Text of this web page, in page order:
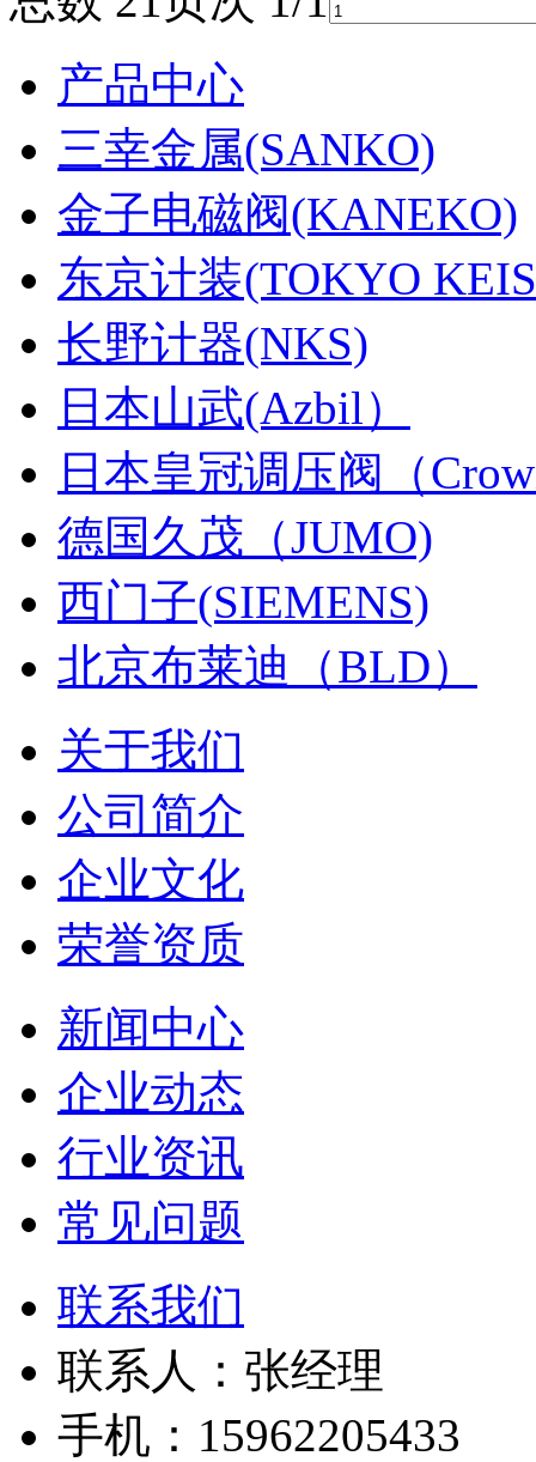
产品中心
三幸金属(SANKO)
金子电磁阀(KANEKO)
东京计装(TOKYO
长野计器(NKS)
日本山武(Azbil）
日本皇冠调压阀（
德国久茂（JUMO)
西门子(SIEMENS)
北京布莱迪（BLD）
关于我们
公司简介
企业文化
荣誉资质
新闻中心
企业动态
行业资讯
常见问题
联系我们
联系人：张经理
手机：15962205433